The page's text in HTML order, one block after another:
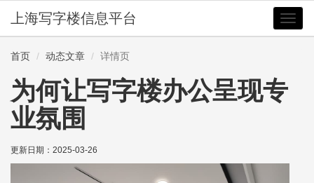
切
换
上海写字楼信息平台
首页 动态文章 详情页
为何让写字楼办公呈现专
业氛围
更新日期： 2025-03-26